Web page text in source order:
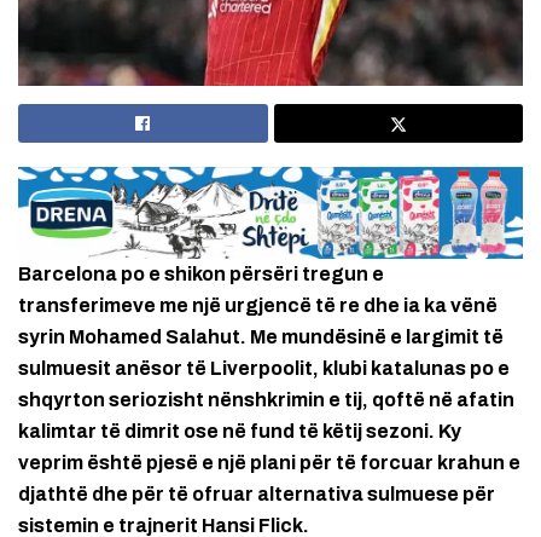
Barcelona po e shikon përsëri tregun e
transferimeve me një urgjencë të re dhe ia ka vënë
syrin Mohamed Salahut. Me mundësinë e largimit të
sulmuesit anësor të Liverpoolit, klubi katalunas po e
shqyrton seriozisht nënshkrimin e tij, qoftë në afatin
kalimtar të dimrit ose në fund të këtij sezoni. Ky
veprim është pjesë e një plani për të forcuar krahun e
djathtë dhe për të ofruar alternativa sulmuese për
sistemin e trajnerit Hansi Flick.